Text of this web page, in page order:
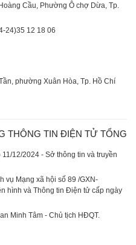
Cầu, Phường Ô chợ Dừa, Tp.
24)35 12 18 06
phường Xuân Hòa, Tp. Hồ Chí
THÔNG TIN ĐIỆN TỬ TỔNG
12/2024 - Sở thông tin và truyền
vụ Mạng xã hội số 89 /GXN-
hình và Thông tin Điện tử cấp ngày
Minh Tâm - Chủ tịch HĐQT.